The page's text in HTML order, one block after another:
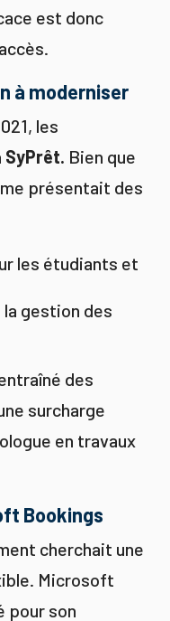
est donc
à moderniser
les
SyPrêt. Bien que
présentait des
les étudiants et
gestion des
des
surcharge
en travaux
Bookings
cherchait une
Microsoft
pour son